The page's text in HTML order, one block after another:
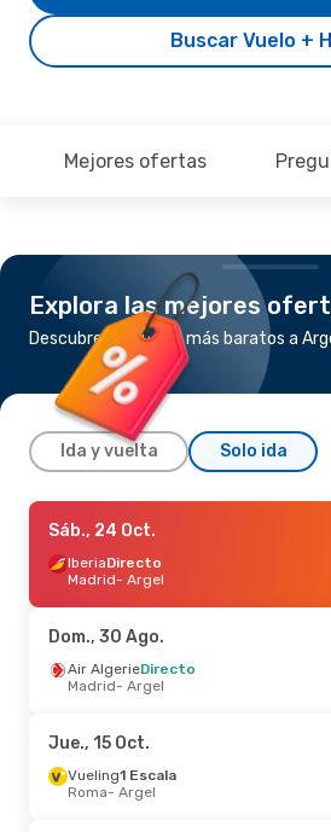
Buscar Vuelo +
Mejores ofertas
Explora las mejores
Descubre los vuelos más baratos a
Ida y vuelta Solo ida
Mar., 13 Oct.- Mar., 20 Oct.
IberiaDirecto
Madrid- Argel
Argel- Madrid
Mar., 22 Sep.- Sáb., 26 Sep.
Vueling1 Escala
Argel- Roma
Sáb., 24 Oct.
IberiaDirecto
Madrid- Argel
Dom., 30 Ago.
Air AlgerieDirecto
Madrid- Argel
Jue., 15 Oct.
Vueling1 Escala
Roma- Argel